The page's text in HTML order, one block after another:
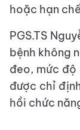
hoặc hạn
​PGS.TS
bệnh không
đeo, mức
được chỉ
hồi chức